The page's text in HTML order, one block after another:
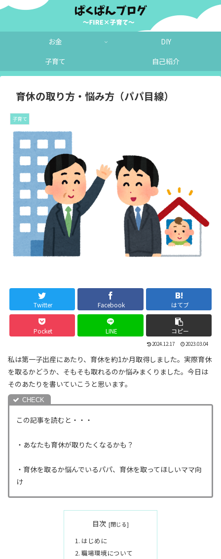
お金
DIY
子育て
自己紹介
育休の取り方・悩み方（パパ目線）
子育て
Twitter Facebook はてブ
Pocket LINE コピー
2024.12.17 2023.03.04
私は第一子出産にあたり、育休を約1か月取得しました。実際育休
を取るかどうか、そもそも取れるのか悩みまくりました。今日は
そのあたりを書いていこうと思います。
この記事を読むと・・・
・あなたも育休が取りたくなるかも？
・育休を取るか悩んでいるパパ、育休を取ってほしいママ向
け
目次
はじめに
職場環境について